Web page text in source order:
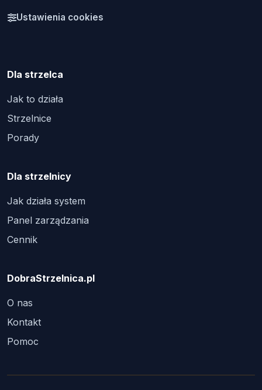
Ustawienia cookies
Dla strzelca
Jak to działa
Strzelnice
Porady
Dla strzelnicy
Jak działa system
Panel zarządzania
Cennik
DobraStrzelnica.pl
O nas
Kontakt
Pomoc